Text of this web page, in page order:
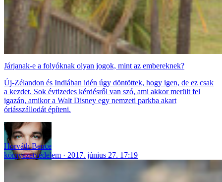
Járjanak-e a folyóknak olyan jogok, mint az embereknek?
Új-Zélandon és Indiában idén úgy döntöttek, hogy igen, de ez csak
a kezdet. Sok évtizedes kérdésről van szó, ami akkor merült fel
igazán, amikor a Walt Disney egy nemzeti parkba akart
óriásszállodát építeni.
Horváth Bence
környezetvédelem
2017. június 27. 17:19